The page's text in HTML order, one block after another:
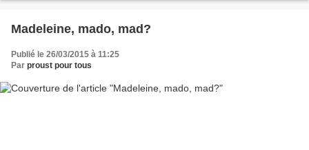
Madeleine, mado, mad?
Publié le 26/03/2015 à 11:25
Par proust pour tous